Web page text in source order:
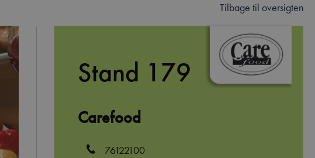
Tilbage til oversigten
Stand 179
Carefood
76122100